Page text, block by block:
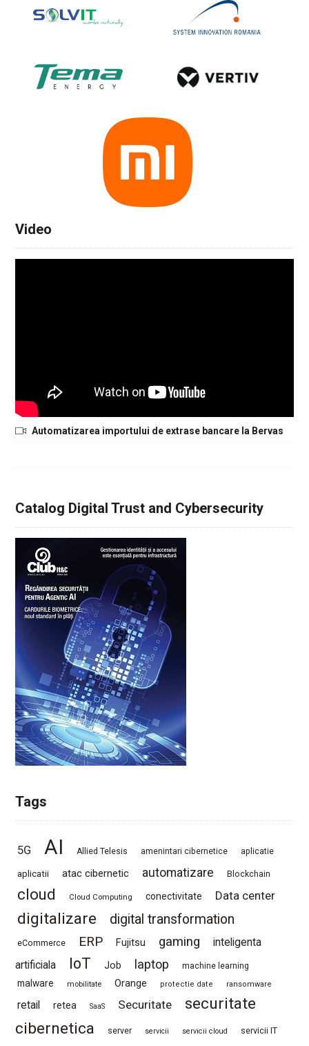
Video
Automatizarea importului de extrase bancare la Bervas
Catalog Digital Trust and Cybersecurity
Tags
5G AI Allied Telesis amenintari cibernetice aplicatie
aplicatii atac cibernetic automatizare Blockchain
cloud Cloud Computing conectivitate Data center
digitalizare digital transformation
eCommerce ERP Fujitsu gaming
inteligenta
artificiala
IoT Job laptop machine learning
malware mobilitate Orange protectie date ransomware
retail retea SaaS Securitate
securitate
cibernetica
server servicii servicii cloud servicii IT